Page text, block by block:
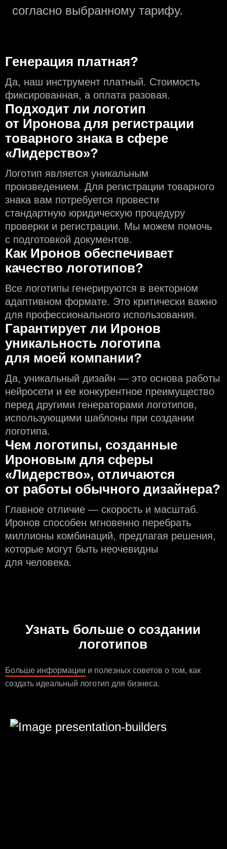
согласно выбранному тарифу.
Генерация платная?
Да, наш инструмент платный. Стоимость
фиксированная, а оплата разовая.
Подходит ли логотип
от Иронова для регистрации
товарного знака в сфере
«Лидерство»?
Логотип является уникальным
произведением. Для регистрации товарного
знака вам потребуется провести
стандартную юридическую процедуру
проверки и регистрации. Мы можем помочь
с подготовкой документов.
Как Иронов обеспечивает
качество логотипов?
Все логотипы генерируются в векторном
адаптивном формате. Это критически важно
для профессионального использования.
Гарантирует ли Иронов
уникальность логотипа
для моей компании?
Да, уникальный дизайн — это основа работы
нейросети и еe конкурентное преимущество
перед другими генераторами логотипов,
использующими шаблоны при создании
логотипа.
Чем логотипы, созданные
Ироновым для сферы
«Лидерство», отличаются
от работы обычного дизайнера?
Главное отличие — скорость и масштаб.
Иронов способен мгновенно перебрать
миллионы комбинаций, предлагая решения,
которые могут быть неочевидны
для человека.
Узнать больше о создании
логотипов
Больше информации и полезных советов о том, как
создать идеальный логотип для бизнеса.